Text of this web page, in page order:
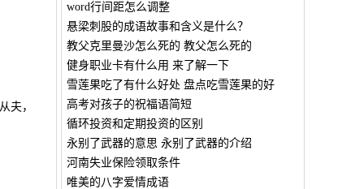
夫，
word行间距怎么调整
悬梁刺股的成语故事和含义是什么？
教父克里曼沙怎么死的 教父怎么死的
健身职业卡有什么用 来了解一下
雪莲果吃了有什么好处 盘点吃雪莲果的好
高考对孩子的祝福语简短
循环投资和定期投资的区别
永别了武器的意思 永别了武器的介绍
河南失业保险领取条件
唯美的八字爱情成语